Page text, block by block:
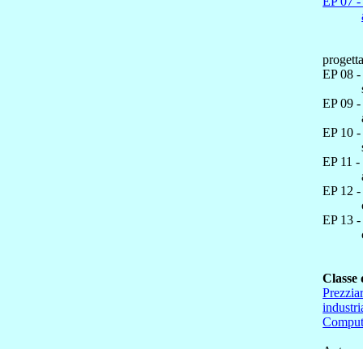
EP 08
EP 09
EP 10
EP 11
EP 12
EP 13
Classe